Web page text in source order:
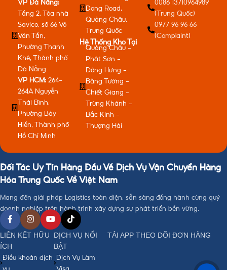
VP Đà Nẵng:
Tầng 2, Tòa nhà
Savico, số 66 Võ
Văn Tần,
Phường Thanh
Khê, Thành phố
Đà Nẵng
VP HCM: 264-
264A Nguyễn
Thái Bình,
Phường Bảy
Hiền, Thành phố
Hồ Chí Minh
Dong Road,
Quảng Châu,
Trung Quốc
Hệ Thống Kho Tại
Quảng Châu -
Phật Sơn -
Đông Hưng -
Bằng Tường -
Chiết Giang -
Trùng Khánh -
Bắc Kinh -
Thượng Hải
0086 13710964989
(Trung Quốc)
0977 96 96 66
(Complaint)
Đối Tác Uy Tín Hàng Đầu Về Dịch Vụ Vận Chuyển Hàng
Hóa Trung Quốc Về Việt Nam
Mang đến giải pháp Logistics toàn diện, sẵn sàng đồng hành cùng quý
doanh nghiệp trên hành trình xây dựng sự phát triển bền vững.
LIÊN KẾT HỮU
ÍCH
Điều khoản dịch
vụ
DỊCH VỤ NỔI
BẬT
Dịch Vụ Làm
Visa
TẢI APP THEO DÕI ĐƠN HÀNG